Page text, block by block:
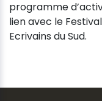
programme
lien avec le
Ecrivains du Sud.